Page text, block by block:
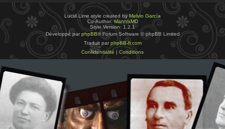
Lucid Lime style created by Melvin García
Co-Author:MannixMD
Style Version: 1.2.1
Développé par phpBB® Forum Software © phpBB Limited
Traduit par phpBB-fr.com
Confidentialité | Conditions